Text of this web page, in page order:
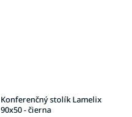
Konferenčný stolík Lamelix
90x50 - čierna